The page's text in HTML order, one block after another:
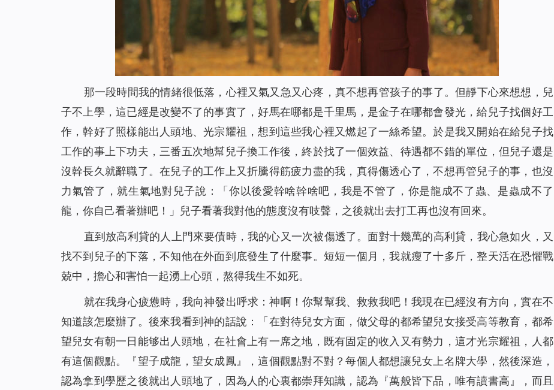
那一段時間我的情緒很低落，心裡又氣又急又心疼，真不想再管孩子的事了。但靜下心來想想，兒
子不上學，這已經是改變不了的事實了，好馬在哪都是千里馬，是金子在哪都會發光，給兒子找個好工
作，幹好了照樣能出人頭地、光宗耀祖，想到這些我心裡又燃起了一絲希望。於是我又開始在給兒子找
工作的事上下功夫，三番五次地幫兒子換工作後，終於找了一個效益、待遇都不錯的單位，但兒子還是
沒幹長久就辭職了。在兒子的工作上又折騰得筋疲力盡的我，真得傷透心了，不想再管兒子的事，也沒
力氣管了，就生氣地對兒子說：「你以後愛幹啥幹啥吧，我是不管了，你是龍成不了蟲、是蟲成不了
龍，你自己看著辦吧！」兒子看著我對他的態度沒有吱聲，之後就出去打工再也沒有回來。
直到放高利貸的人上門來要債時，我的心又一次被傷透了。面對十幾萬的高利貸，我心急如火，又
找不到兒子的下落，不知他在外面到底發生了什麼事。短短一個月，我就瘦了十多斤，整天活在恐懼戰
兢中，擔心和害怕一起湧上心頭，熬得我生不如死。
就在我身心疲憊時，我向神發出呼求：神啊！你幫幫我、救救我吧！我現在已經沒有方向，實在不
知道該怎麼辦了。後來我看到神的話說：「 在對待兒女方面，做父母的都希望兒女接受高等教育，都希
望兒女有朝一日能够出人頭地，在社會上有一席之地，既有固定的收入又有勢力，這才光宗耀祖，人都
有這個觀點。『望子成龍，望女成鳳』，這個觀點對不對？每個人都想讓兒女上名牌大學，然後深造，
認為拿到學歷之後就出人頭地了，因為人的心裏都崇拜知識，認為『萬般皆下品，唯有讀書高』，而且